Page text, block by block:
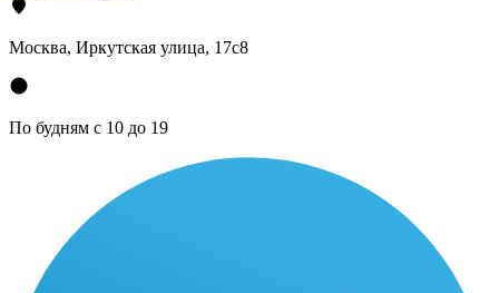
Москва, Иркутская улица, 17с8
По будням с 10 до 19